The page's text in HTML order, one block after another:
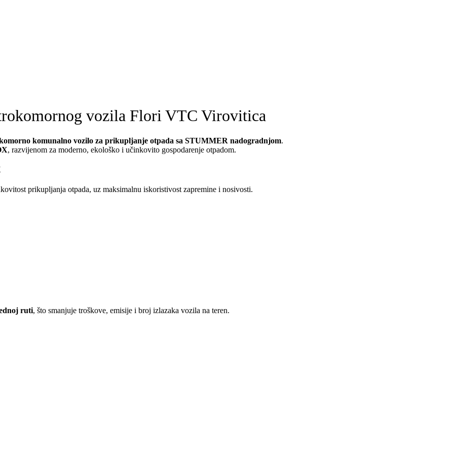
vozila Flori VTC Virovitica
komunalno vozilo za prikupljanje otpada sa STUMMER nadogradnjom.
, razvijenom za moderno, ekološko i učinkovito gospodarenje otpadom.
prikupljanja otpada, uz maksimalnu iskoristivost zapremine i nosivosti.
ruti, što smanjuje troškove, emisije i broj izlazaka vozila na teren.